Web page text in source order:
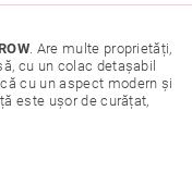
. Are multe proprietăți,
cu un colac detașabil
cu un aspect modern și
este ușor de curățat,